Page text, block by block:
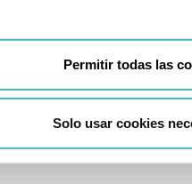
Permitir todas las
Solo usar cookies